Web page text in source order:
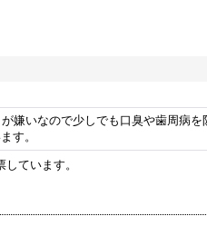
嫌いなので少しでも口臭や歯周病
す。
ています。